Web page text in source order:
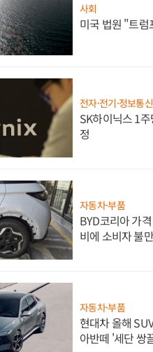
사회
미국 법원 "트럼
전자·전기·정보통신
SK하이닉스 1
정
자동차·부품
BYD코리아 가
비에 소비자 불
자동차·부품
현대차 올해
아반떼 '세단 쌍